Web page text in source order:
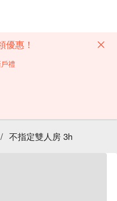
惠！
禮
/ 不指定雙人房 3h